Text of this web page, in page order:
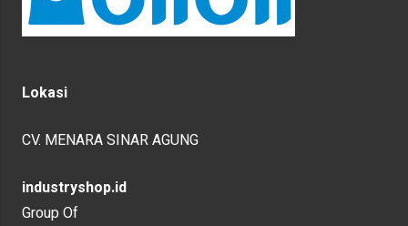
Lokasi
CV. MENARA SINAR AGUNG
industryshop.id
Group Of